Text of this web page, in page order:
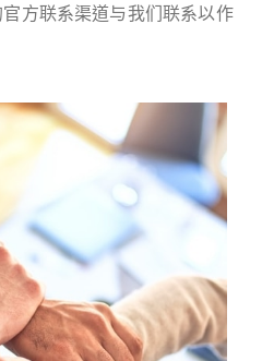
方联系渠道与我们联系以作